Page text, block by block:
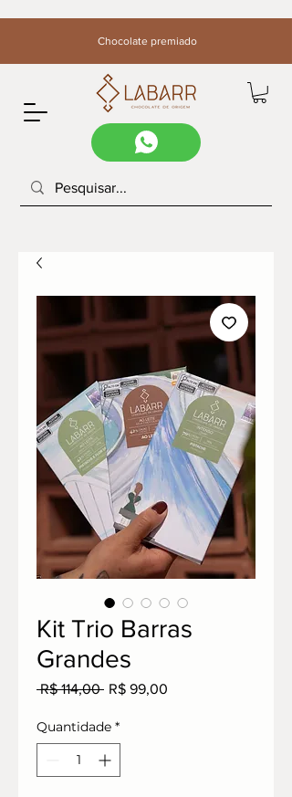
Chocolate premiado
Kit Trio Barras
Grandes
R$ 114,00 Preço
R$ 99,00
Quantidade *